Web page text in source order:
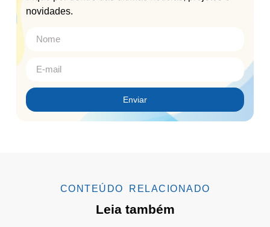
novidades.
Enviar
CONTEÚDO RELACIONADO
Leia também